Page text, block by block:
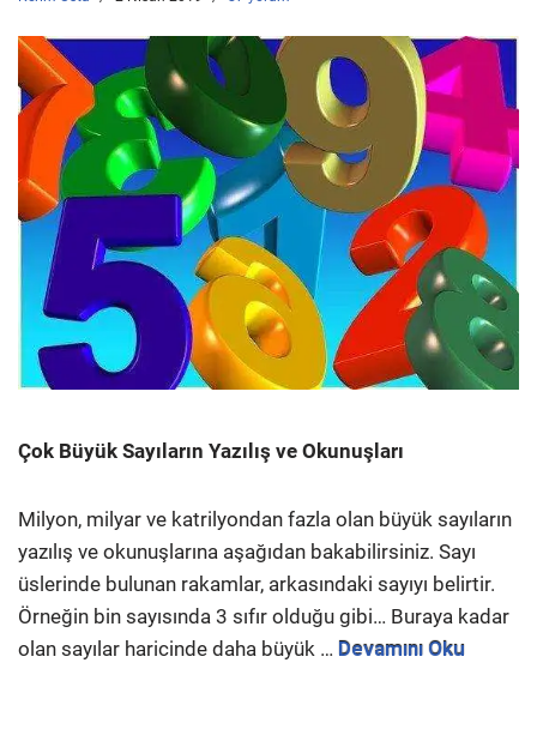
Çok Büyük Sayıların Yazılış ve Okunuşları
Milyon, milyar ve katrilyondan fazla olan büyük sayıların
yazılış ve okunuşlarına aşağıdan bakabilirsiniz. Sayı
üslerinde bulunan rakamlar, arkasındaki sayıyı belirtir.
Örneğin bin sayısında 3 sıfır olduğu gibi… Buraya kadar
olan sayılar haricinde daha büyük … Devamını Oku